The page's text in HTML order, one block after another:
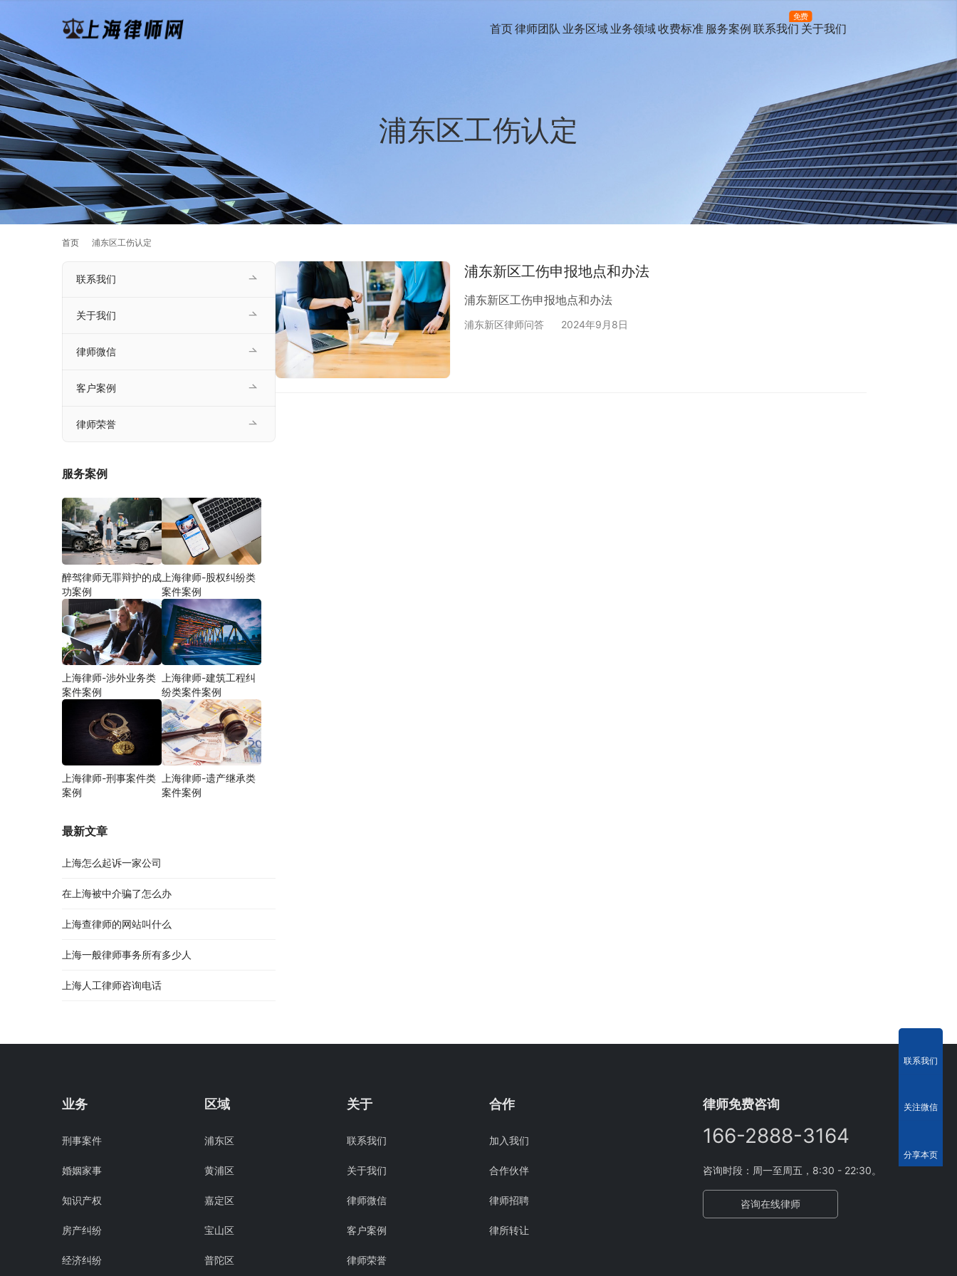
首页律师团队 业务区域 业务领域收费标准 服务案例 联系我们
免费
关于我们
浦东区工伤认定
首页 浦东区工伤认定
浦东新区工伤申报地点和办法
浦东新区工伤申报地点和办法
浦东新区律师问答 2024年9月8日
联系我们
关于我们
律师微信
客户案例
律师荣誉
服务案例
醉驾律师无罪辩护的成
功案例
上海律师-股权纠纷类
案件案例
上海律师-涉外业务类
案件案例
上海律师-建筑工程纠
纷类案件案例
上海律师-刑事案件类
案例
上海律师-遗产继承类
案件案例
最新文章
上海怎么起诉一家公司
在上海被中介骗了怎么办
上海查律师的网站叫什么
上海一般律师事务所有多少人
上海人工律师咨询电话
业务
刑事案件
婚姻家事
知识产权
房产纠纷
经济纠纷
区域
浦东区
黄浦区
嘉定区
宝山区
普陀区
关于
联系我们
关于我们
律师微信
客户案例
律师荣誉
合作
加入我们
合作伙伴
律师招聘
律所转让
律师免费咨询
166-2888-3164
咨询时段：周一至周五，8:30 - 22:30。
咨询在线律师
联系我们
关注微信
分享本页